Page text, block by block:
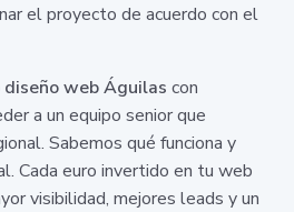
el proyecto de acuerdo con el
web Águilas con
a un equipo senior que
Sabemos qué funciona y
Cada euro invertido en tu web
visibilidad, mejores leads y un